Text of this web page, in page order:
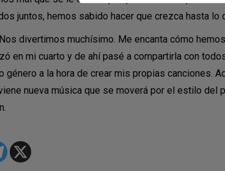
juntos, hemos sabido hacer que crezca hasta lo
divertimos muchísimo. Me encanta cómo
en mi cuarto y de ahí pasé a compartirla con
género a la hora de crear mis propias canciones.
nueva música que se moverá por el estilo del